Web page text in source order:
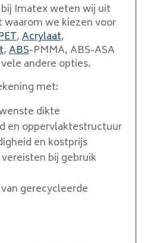
Imatex weten wij uit
waarom we kiezen voor
,Acrylaat,
,ABS-PMMA, ABS-ASA
andere opties.
met:
dikte
en oppervlaktestructuur
en kostprijs
bij gebruik
gerecycleerde